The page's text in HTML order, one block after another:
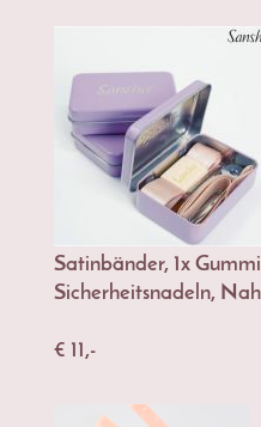
Satinbänder, 1x
Sicherheitsnadeln,
€ 11,-